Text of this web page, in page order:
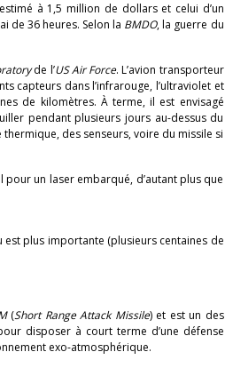
à 1,5 million de dollars et celui d’un
de 36 heures. Selon la BMDO, la guerre du
de l’US Air Force. L’avion transporteur
capteurs dans l’infrarouge, l’ultraviolet et
de kilomètres. À terme, il est envisagé
pendant plusieurs jours au-dessus du
des senseurs, voire du missile si
pour un laser embarqué, d’autant plus que
plus importante (plusieurs centaines de
(Short Range Attack Missile) et est un des
disposer à court terme d’une défense
exo-atmosphérique.